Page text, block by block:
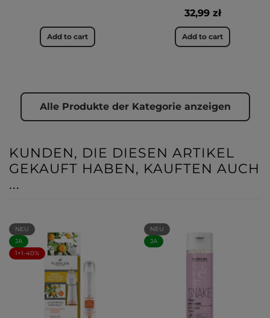
Add to cart
32,99 zł
Add to cart
Alle Produkte der Kategorie anzeigen
KUNDEN, DIE DIESEN ARTIKEL
GEKAUFT HABEN, KAUFTEN AUCH
...
NEU
JA
1+1-40%
NEU
JA